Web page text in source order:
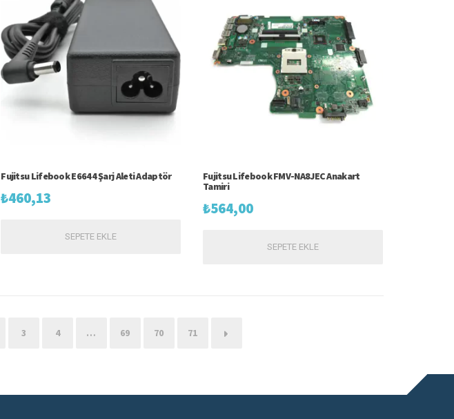
Fujitsu Lifebook E6644 Şarj Aleti Adaptör
₺460,13
SEPETE EKLE
Fujitsu Lifebook FMV-NA8JEC Anakart
Tamiri
₺564,00
SEPETE EKLE
3 4 … 69 70 71 →